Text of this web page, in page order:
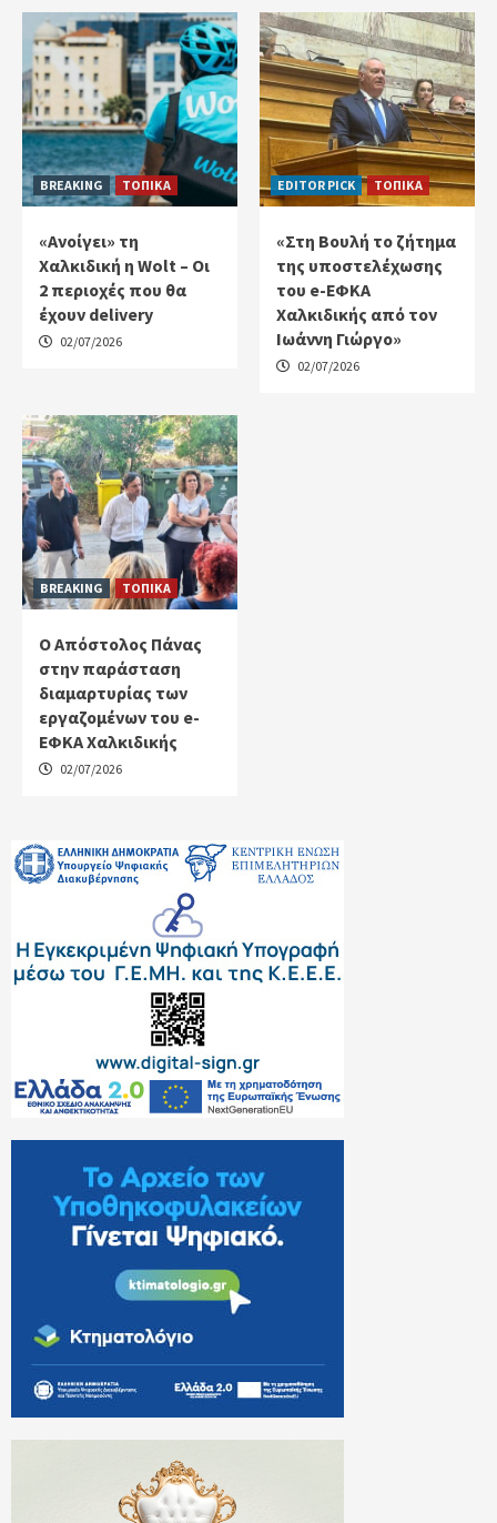
BREAKING ΤΟΠΙΚΑ
«Ανοίγει» τη
Χαλκιδική η Wolt – Οι
2 περιοχές που θα
έχουν delivery
02/07/2026
EDITOR PICK ΤΟΠΙΚΑ
«Στη Βουλή το ζήτημα
της υποστελέχωσης
του e-ΕΦΚΑ
Χαλκιδικής από τον
Ιωάννη Γιώργο»
02/07/2026
BREAKING ΤΟΠΙΚΑ
Ο Απόστολος Πάνας
στην παράσταση
διαμαρτυρίας των
εργαζομένων του e-
ΕΦΚΑ Χαλκιδικής
02/07/2026